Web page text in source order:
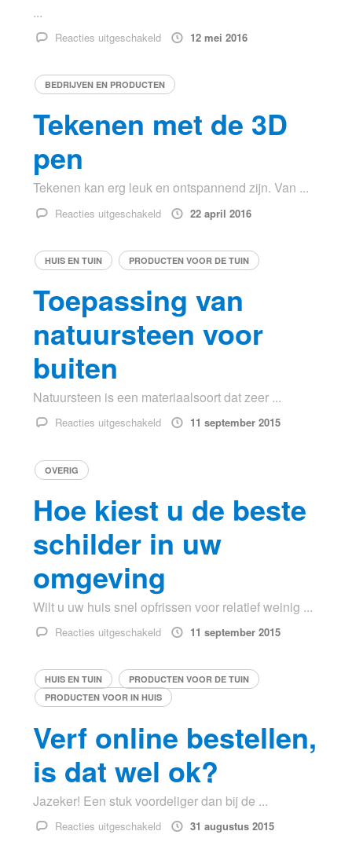
...
Reacties uitgeschakeldvoor
voor
12 mei 2016
BEDRIJVEN EN PRODUCTEN
Tekenen met de 3D
pen
Tekenen kan erg leuk en ontspannend zijn. Van ...
Reacties uitgeschakeldvoor
de
pen
22 april 2016
HUIS EN TUIN PRODUCTEN VOOR DE TUIN
Toepassing van
natuursteen voor
buiten
Natuursteen is een materiaalsoort dat zeer ...
Reacties uitgeschakeldvoor
buiten
11 september 2015
OVERIG
Hoe kiest u de beste
schilder in uw
omgeving
Wilt u uw huis snel opfrissen voor relatief weinig ...
Reacties uitgeschakeldvoor
u
de
schilder
uw
11 september 2015
HUIS EN TUIN
PRODUCTEN VOOR DE TUIN
PRODUCTEN VOOR IN HUIS
Verf online bestellen,
is dat wel ok?
Jazeker! Een stuk voordeliger dan bij de ...
Reacties uitgeschakeldvoor
31 augustus 2015